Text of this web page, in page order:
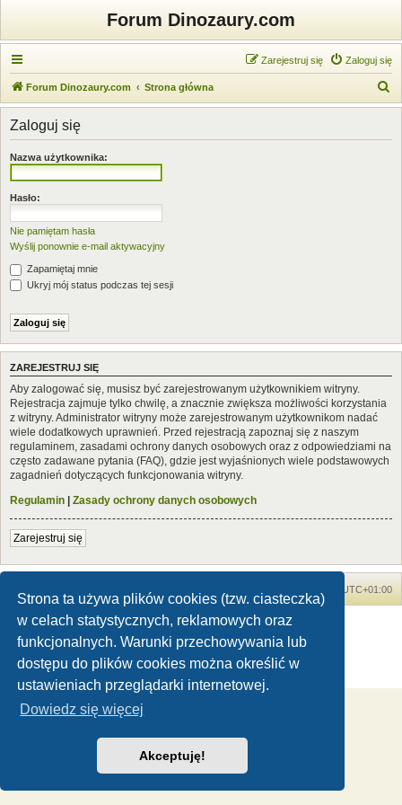
Strona ta używa plików cookies (tzw. ciasteczka)
w celach statystycznych, reklamowych oraz
funkcjonalnych. Warunki przechowywania lub
dostępu do plików cookies można określić w
ustawieniach przeglądarki internetowej.
Dowiedz się więcej
Akceptuję!
Forum Dinozaury.com
Zaloguj się
Zarejestruj się
Forum Dinozaury.com Strona główna
z
Zaloguj się
Nazwa użytkownika:
Hasło:
Nie pamiętam hasła
Wyślij ponownie e-mail aktywacyjny
Zapamiętaj mnie
Ukryj mój status podczas tej sesji
ZAREJESTRUJ SIĘ
Aby zalogować się, musisz być zarejestrowanym użytkownikiem witryny.
Rejestracja zajmuje tylko chwilę, a znacznie zwiększa możliwości korzystania
z witryny. Administrator witryny może zarejestrowanym użytkownikom nadać
wiele dodatkowych uprawnień. Przed rejestracją zapoznaj się z naszym
regulaminem, zasadami ochrony danych osobowych oraz z odpowiedziami na
często zadawane pytania (FAQ), gdzie jest wyjaśnionych wiele podstawowych
zagadnień dotyczących funkcjonowania witryny.
Regulamin | Zasady ochrony danych osobowych
Zarejestruj się
UTC+01:00
Dinozaury.com© 2006-2020
Technologię dostarczaphpBB® Forum Software © phpBB Limited
Zasady ochrony danych osobowych|Regulamin